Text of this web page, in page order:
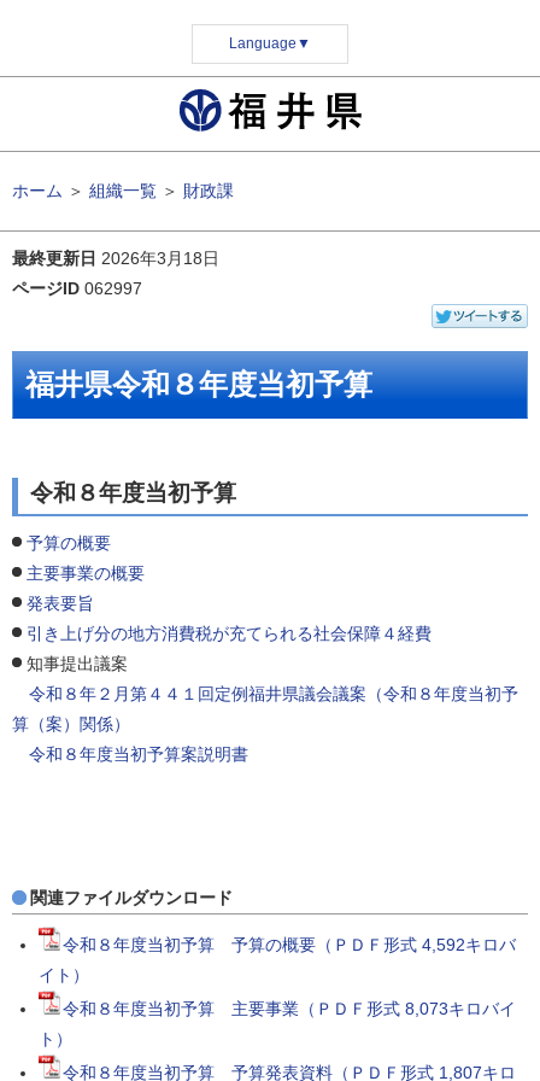
Language ▼
ホーム ＞ 組織一覧 ＞ 財政課
最終更新日 2026年3月18日
ページID 062997
福井県令和８年度当初予算
令和８年度当初予算
予算の概要
主要事業の概要
発表要旨
引き上げ分の地方消費税が充てられる社会保障４経費
知事提出議案
令和８年２月第４４１回定例福井県議会議案（令和８年度当初予
算（案）関係）
令和８年度当初予算案説明書
関連ファイルダウンロード
令和８年度当初予算 予算の概要（ＰＤＦ形式 4,592キロバ
イト）
令和８年度当初予算 主要事業（ＰＤＦ形式 8,073キロバイ
ト）
令和８年度当初予算 予算発表資料（ＰＤＦ形式 1,807キロ